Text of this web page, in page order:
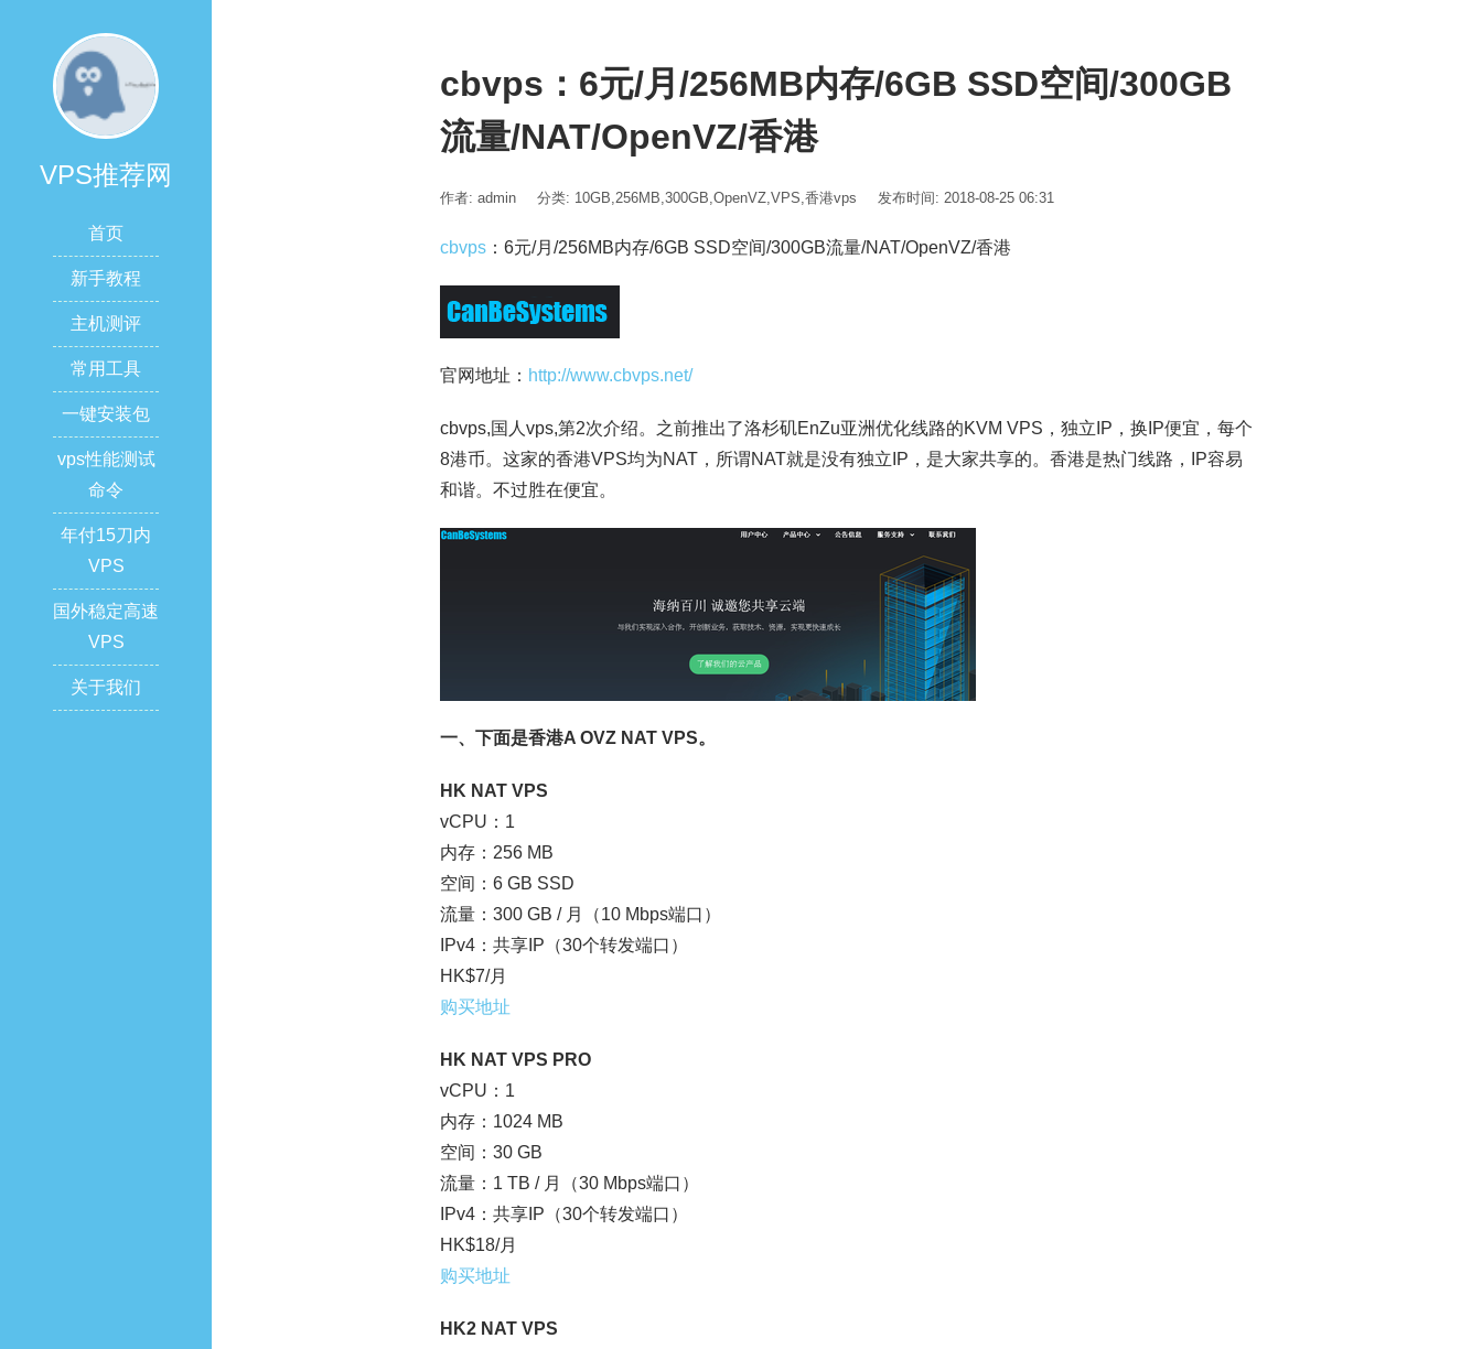
VPS推荐网
首页
新手教程
主机测评
常用工具
一键安装包
vps性能测试
命令
年付15刀内
VPS
国外稳定高速
VPS
关于我们
cbvps：6元/月/256MB内存/6GB SSD空间/300GB
流量/NAT/OpenVZ/香港
作者: admin 分类: 10GB,256MB,300GB,OpenVZ,VPS,香港vps 发布时间: 2018-08-25 06:31
cbvps ：6元/月/256MB内存/6GB SSD空间/300GB流量/NAT/OpenVZ/香港
官网地址： http://www.cbvps.net/
cbvps,国人vps,第2次介绍。之前推出了洛杉矶EnZu亚洲优化线路的KVM VPS，独立IP，换IP便宜，每个
8港币。这家的香港VPS均为NAT，所谓NAT就是没有独立IP，是大家共享的。香港是热门线路，IP容易
和谐。不过胜在便宜。
一、下面是香港A OVZ NAT VPS。
HK NAT VPS
vCPU：1
内存：256 MB
空间：6 GB SSD
流量：300 GB / 月（10 Mbps端口）
IPv4：共享IP（30个转发端口）
HK$7/月
购买地址
HK NAT VPS PRO
vCPU：1
内存：1024 MB
空间：30 GB
流量：1 TB / 月（30 Mbps端口）
IPv4：共享IP（30个转发端口）
HK$18/月
购买地址
HK2 NAT VPS